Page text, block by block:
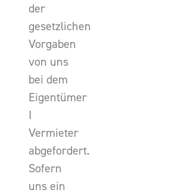
der
gesetzlichen
Vorgaben
von uns
bei dem
Eigentümer
I
Vermieter
abgefordert.
Sofern
uns ein